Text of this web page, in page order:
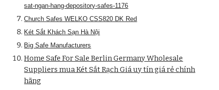
sat-ngan-hang-depository-safes-1176
Church Safes WELKO CSS820 DK Red
Két Sắt Khách Sạn Hà Nội
Big Safe Manufacturers
Home Safe For Sale Berlin Germany Wholesale
Suppliers mua Két Sắt Rạch Giá uy tín giá rẻ chính
hãng